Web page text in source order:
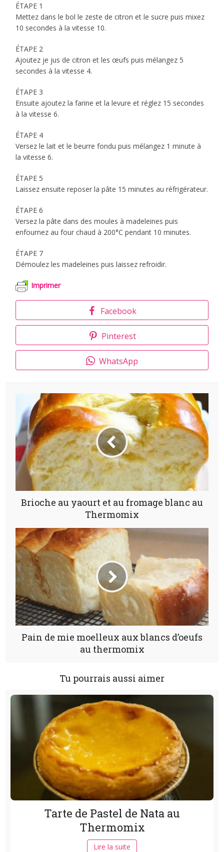
ÉTAPE 1
Mettez dans le bol le zeste de citron et le sucre puis mixez
10 secondes à la vitesse 10.
ÉTAPE 2
Ajoutez je jus de citron et les œufs puis mélangez 5
secondes à la vitesse 4.
ÉTAPE 3
Ensuite ajoutez la farine et la levure et réglez 15 secondes
à la vitesse 6.
ÉTAPE 4
Versez le lait et le beurre fondu puis mélangez 1 minute à
la vitesse 6.
ÉTAPE 5
Laissez ensuite reposer la pâte 15 minutes au réfrigérateur.
ÉTAPE 6
Versez la pâte dans des moules à madeleines puis
enfournez au four chaud à 200°C pendant 10 minutes.
ÉTAPE 7
Démoulez les madeleines puis laissez refroidir.
Imprimer
Facebook
Pinterest
WhatsApp
Brioche au yaourt et au fromage blanc au
Thermomix
Pain de mie moelleux aux blancs d’oeufs
au thermomix
Tu pourrais aussi aimer
Tarte de Pastel de Nata au
Thermomix
Lire la suite